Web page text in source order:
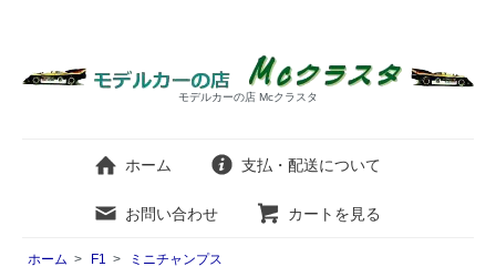
モデルカーの店 Mcクラスタ
ホーム 支払・配送について
お問い合わせ カートを見る
ホーム > F1 >
ミニチャンプス